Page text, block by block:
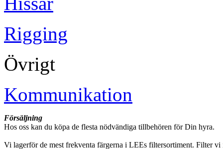
Rigging
Övrigt
Kommunikation
Försäljning
Hos oss kan du köpa de flesta nödvändiga tillbehören för Din hyra.
Vi lagerför de mest frekventa färgerna i LEEs filtersortiment. Filter vi